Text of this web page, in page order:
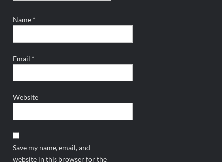
Name *
Email *
Website
Save my name, email, and
website in this browser for the